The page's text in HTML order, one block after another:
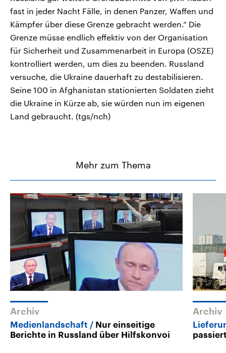
fast in jeder Nacht Fälle, in denen Panzer, Waffen und
Kämpfer über diese Grenze gebracht werden.“ Die
Grenze müsse endlich effektiv von der Organisation
für Sicherheit und Zusammenarbeit in Europa (OSZE)
kontrolliert werden, um dies zu beenden. Russland
versuche, die Ukraine dauerhaft zu destabilisieren.
Seine 100 in Afghanistan stationierten Soldaten zieht
die Ukraine in Kürze ab, sie würden nun im eigenen
Land gebraucht. (tgs/nch)
Mehr zum Thema
Archiv
Medienlandschaft
Nur einseitige
Berichte in Russland über Hilfskonvoi
Archiv